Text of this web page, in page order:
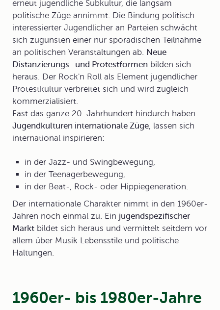
erneut jugendliche Subkultur, die langsam
politische Züge annimmt. Die Bindung politisch
interessierter Jugendlicher an Parteien schwächt
sich zugunsten einer nur sporadischen Teilnahme
an politischen Veranstaltungen ab. Neue
Distanzierungs- und Protestformen bilden sich
heraus. Der Rock'n Roll als Element jugendlicher
Protestkultur verbreitet sich und wird zugleich
kommerzialisiert.
Fast das ganze 20. Jahrhundert hindurch haben
Jugendkulturen internationale Züge, lassen sich
international inspirieren:
in der Jazz- und Swingbewegung,
in der Teenagerbewegung,
in der Beat-, Rock- oder Hippiegeneration.
Der internationale Charakter nimmt in den 1960er-
Jahren noch einmal zu. Ein jugendspezifischer
Markt bildet sich heraus und vermittelt seitdem vor
allem über Musik Lebensstile und politische
Haltungen.
1960er- bis 1980er-Jahre